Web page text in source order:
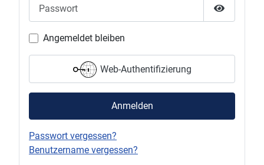
Passwort
Angemeldet bleiben
Web-Authentifizierung
Anmelden
Passwort vergessen?
Benutzername vergessen?